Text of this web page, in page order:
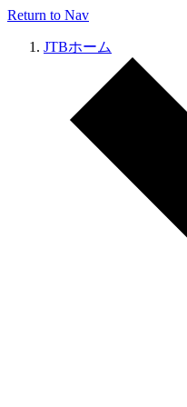
Return to Nav
JTBホーム